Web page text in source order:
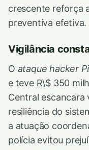
crescente reforça
preventiva efetiva.
Vigilância
O ataque hacker
e teve R\$ 350
Central escancara
resiliência do
a atuação
polícia evitou